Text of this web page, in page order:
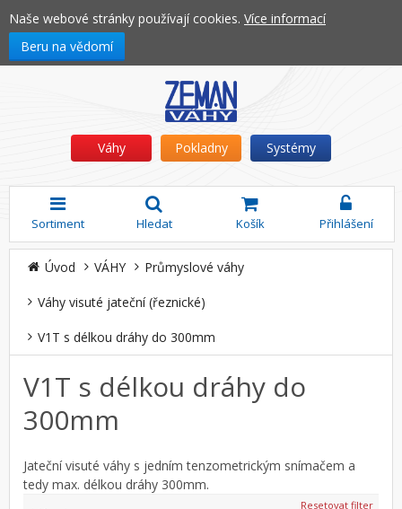
Naše webové stránky používají cookies. Více informací
Beru na vědomí
Váhy Pokladny Systémy
Sortiment Hledat Košík Přihlášení
Úvod VÁHY Průmyslové váhy
Váhy visuté jateční (řeznické)
V1T s délkou dráhy do 300mm
V1T s délkou dráhy do
300mm
Jateční visuté váhy s jedním tenzometrickým snímačem a
tedy max. délkou dráhy 300mm.
Resetovat filter